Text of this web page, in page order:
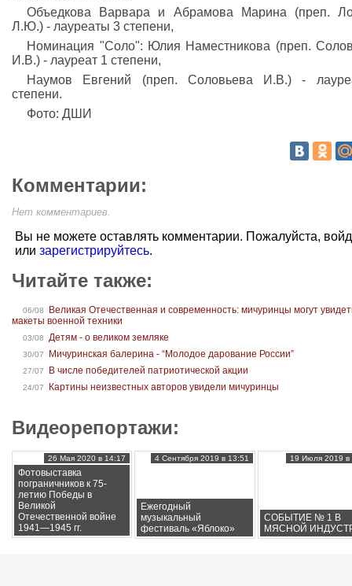
Объедкова Варвара и Абрамова Марина (преп.
Л.Ю.) - лауреаты 3 степени,
Номинация "Соло": Юлия Наместникова (преп.
И.В.) - лауреат 1 степени,
Наумов Евгений (преп. Соловьева И.В.) -
степени.
Фото: ДШИ
Комментарии:
Нет комментариев.
Вы не можете оставлять комментарии. Пожалуйста,
или зарегистрируйтесь.
Читайте также:
06/08
Великая Отечественная и современность: мичуринцы могут
макеты военной техники
03/08 Детям - о великом земляке
30/07 Мичуринская балерина - “Молодое дарование России”
27/07 В числе победителей патриотической акции
24/07 Картины неизвестных авторов увидели мичуринцы
Видеорепортажи:
Фотовыставка
пограничников к 75-
летию Победы в
Великой
Отечественной войне
1941—1945 гг.
26 Мая 2020 в 14:17
Ежегодный
музыкальный
фестиваль «Яблоко»
4 Сентября 2019 в 13:51
СОБЫТИЕ № 1 В
МЯСНОЙ
19 Июля 2019 в